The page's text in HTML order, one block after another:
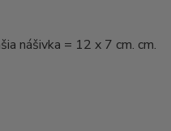
nášivka = 12 x 7 cm. cm.